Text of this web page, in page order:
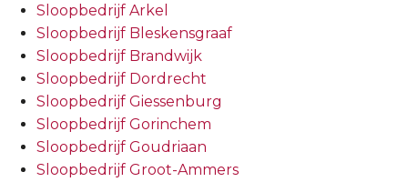
Sloopbedrijf Arkel
Sloopbedrijf Bleskensgraaf
Sloopbedrijf Brandwijk
Sloopbedrijf Dordrecht
Sloopbedrijf Giessenburg
Sloopbedrijf Gorinchem
Sloopbedrijf Goudriaan
Sloopbedrijf Groot-Ammers